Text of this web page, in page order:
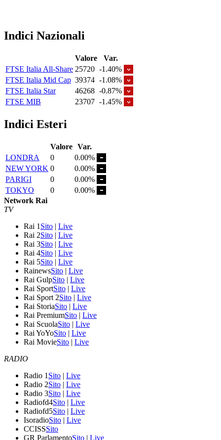
Indici Nazionali
Valore
Var.
FTSE Italia All-Share 25720 -1.40%
FTSE Italia Mid Cap 39374 -1.08%
FTSE Italia Star
46268 -0.87%
FTSE MIB
23707 -1.45%
Indici Esteri
Valore Var.
LONDRA
0
0.00%
NEW YORK 0
0.00%
PARIGI
0
0.00%
TOKYO
0
0.00%
Network Rai
TV
Rai 1 Sito | Live
Rai 2Sito | Live
Rai 3Sito | Live
Rai 4Sito | Live
Rai 5Sito | Live
RainewsSito | Live
Rai GulpSito | Live
Rai SportSito | Live
Rai Sport 2Sito | Live
Rai StoriaSito | Live
Rai PremiumSito | Live
Rai ScuolaSito | Live
Rai YoYoSito | Live
Rai MovieSito | Live
RADIO
Radio 1 Sito | Live
Radio 2Sito | Live
Radio 3Sito | Live
Radiofd4Sito | Live
Radiofd5Sito | Live
IsoradioSito | Live
CCISSSito
GR ParlamentoSito | Live